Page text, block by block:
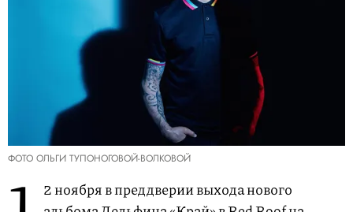
ФОТО ОЛЬГИ ТУПОНОГОВОЙ-ВОЛКОВОЙ
2 ноября в преддверии выхода нового